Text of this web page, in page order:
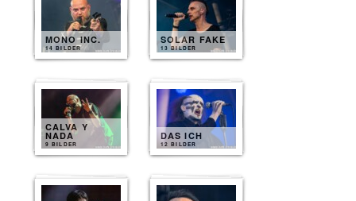
MONO INC.
14 BILDER
SOLAR FAKE
13 BILDER
CALVA Y
NADA
9 BILDER
DAS ICH
12 BILDER